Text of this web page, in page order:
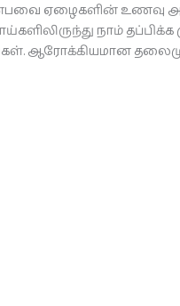
ஏழைகளின் உணவு
நாம்
ஆரோக்கியமான